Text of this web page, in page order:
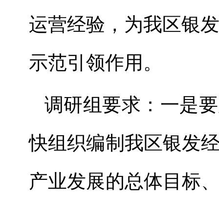
运营经验，为我区银
示范引领作用。
调研组要求：一是要
快组织编制我区银发
产业发展的总体目标